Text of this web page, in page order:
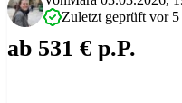
Zuletzt geprüft vor 5
ab 531 € p.P.